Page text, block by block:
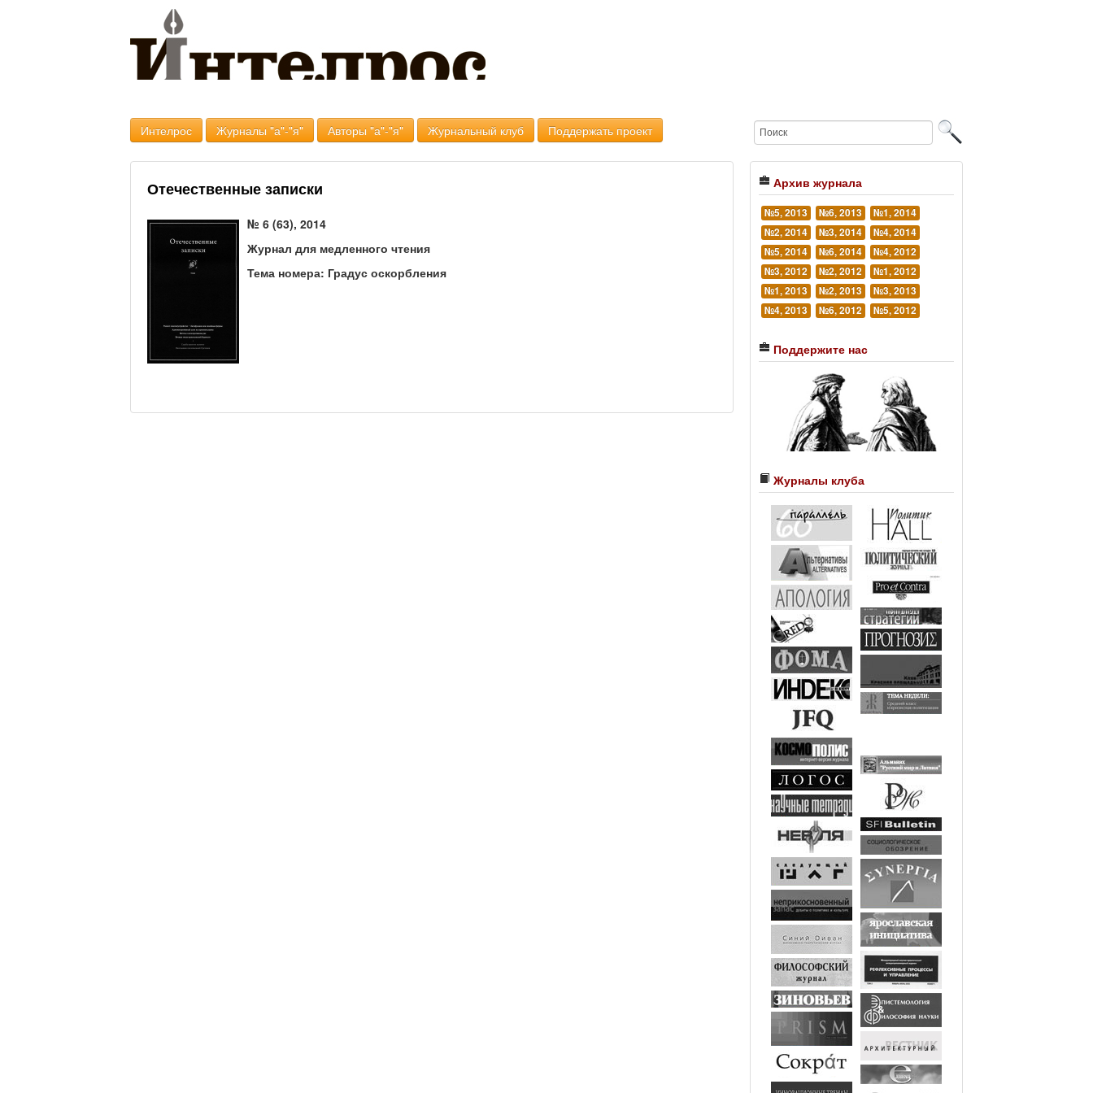
Интелрос Журналы "а"-"я" Авторы "а"-"я" Журнальный клуб Поддержать проект
Отечественные записки
№ 6 (63), 2014
Журнал для медленного чтения
Тема номера: Градус оскорбления
Архив журнала
№5, 2013 №6, 2013
№1, 2014
№2, 2014
№3, 2014
№4, 2014
№5, 2014
№6, 2014
№4, 2012
№3, 2012
№2, 2012
№1, 2012
№1, 2013
№2, 2013
№3, 2013
№4, 2013
№6, 2012 №5, 2012
Поддержите нас
Журналы клуба